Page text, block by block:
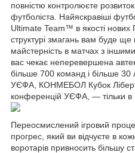
повністю контролюєте
футболіста. Найяскравіші
Ultimate Team™ в якості нових
структурі змагань вам буде
майстерність в матчах з
вас чекає неперевершена
більше 700 команд і більше 30
УЄФА, КОНМЕБОЛ Кубок
конференцій УЄФА, — тільки в
Переосмислений ігровий
прогрес, який ви відчуєте в
воротарів привносить більшу